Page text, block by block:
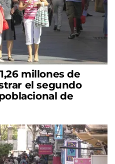
millones de
el segundo
de